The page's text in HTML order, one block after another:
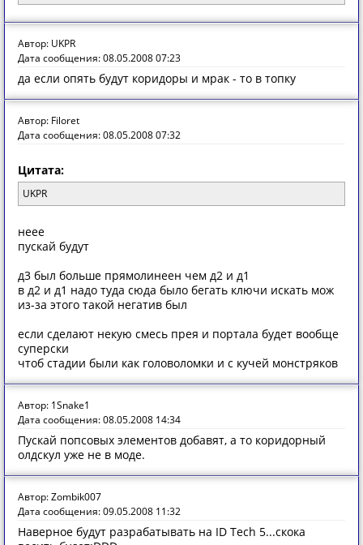
Автор: UKPR
Дата сообщения: 08.05.2008 07:23
да если опять будут коридоры и мрак - то в топку
Автор: Filoret
Дата сообщения: 08.05.2008 07:32
Цитата:
UKPR
неее
пускай будут
д3 был больше прямолинеен чем д2 и д1
в д2 и д1 надо туда сюда было бегать ключи искать мож
из-за этого такой негатив был
если сделают некую смесь прея и портала будет вообще
суперски
чтоб стадии были как головоломки и с кучей монстряков
Автор: 1Snake1
Дата сообщения: 08.05.2008 14:34
Пускай попсовых элементов добавят, а то коридорный
олдскул уже не в моде.
Автор: Zombik007
Дата сообщения: 09.05.2008 11:32
Наверное будут разрабатывать на ID Tech 5...скока